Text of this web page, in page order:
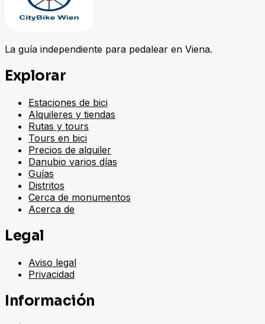
La guía independiente para pedalear en Viena.
Explorar
Estaciones de bici
Alquileres y tiendas
Rutas y tours
Tours en bici
Precios de alquiler
Danubio varios días
Guías
Distritos
Cerca de monumentos
Acerca de
Legal
Aviso legal
Privacidad
Información